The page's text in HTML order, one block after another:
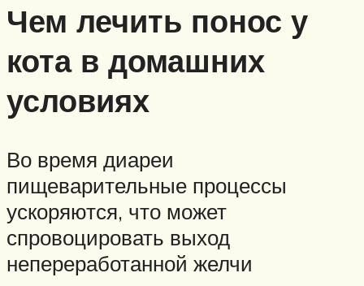
Чем лечить понос у
кота в домашних
условиях
Во время диареи
пищеварительные процессы
ускоряются, что может
спровоцировать выход
непереработанной желчи